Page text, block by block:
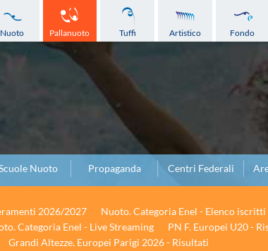
Nuoto Pallanuoto Tuffi Artistico Fondo
Nuoto Propaganda Centri Federali
2026/2027
Nuoto. Categoria Enel - Elenco
Categoria Enel - Live Streaming PN F. Europei U20 -
Grandi Altezze. Europei Parigi 2026 - Risultati